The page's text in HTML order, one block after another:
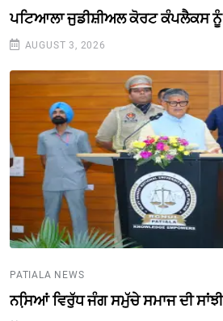
ਪਟਿਆਲਾ ਜੁਡੀਸ਼ੀਅਲ ਕੋਰਟ ਕੰਪਲੈਕਸ ਨੂੰ
AUGUST 3, 2026
PATIALA NEWS
ਨਸਿ਼ਆਂ ਵਿਰੁੱਧ ਜੰਗ ਸਮੁੱਚੇ ਸਮਾਜ ਦੀ ਸਾਂਝੀ